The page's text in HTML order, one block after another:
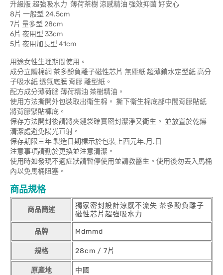
升級版 超強吸水力 薄荷茶樹 涼感精油 強效抑菌 好安心
8片 一般型 24.5cm
7片 量多型 28cm
6片 夜用型 33cm
5片 夜用加長型 41cm
用途女性生理期間使用。
成分立體棉網 茶多酚負離子磁性芯片 無塵紙 超薄鎖水定型紙 高分
子吸水紙 透氣底膜 背膠 離型紙。
配方成分薄荷腦 薄荷精油 茶樹精油。
使用方法撕開外包裝取出衛生棉。 撕下衛生棉底部中間背膠貼紙
將背膠緊貼褲底。
保存方法開封後請將夾鏈袋確實密封潔淨又衛生。 並放置於乾燥
清潔處避免陽光直射。
保存期限三年 製造日期標示於包裝上西元年.月.日
注意事項請勤於更換並注意清潔。
使用時如發現不適症狀請暫停使用並請教醫生。使用後勿丟入馬桶
內以免馬桶阻塞。
商品規格
商品簡述
獨家密封設計涼感不流失 茶多酚負離子
磁性芯片超強吸水力
品牌 Mdmmd
規格 28cm / 7片
原產地 中國